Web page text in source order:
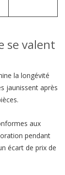
se valent
la longévité
jaunissent après
aux
pendant
écart de prix de